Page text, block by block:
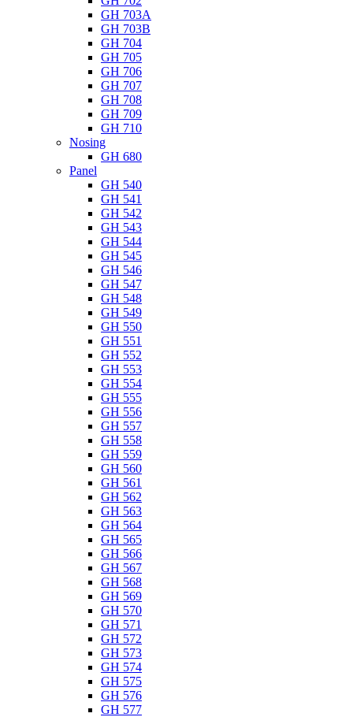
GH 703A
GH 703B
GH 704
GH 705
GH 706
GH 707
GH 708
GH 709
GH 710
Nosing
GH 680
Panel
GH 540
GH 541
GH 542
GH 543
GH 544
GH 545
GH 546
GH 547
GH 548
GH 549
GH 550
GH 551
GH 552
GH 553
GH 554
GH 555
GH 556
GH 557
GH 558
GH 559
GH 560
GH 561
GH 562
GH 563
GH 564
GH 565
GH 566
GH 567
GH 568
GH 569
GH 570
GH 571
GH 572
GH 573
GH 574
GH 575
GH 576
GH 577